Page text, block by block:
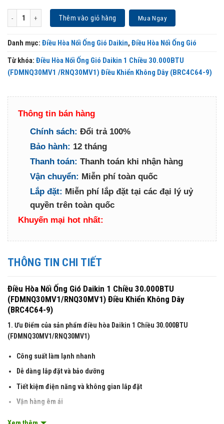
Điều Hòa Nối Ống Gió Daikin 1 Chiều 30.000BTU (FDMNQ30MV1 /RNQ30MV1)
Thêm vào giỏ hàng Mua Ngay
Danh mục: Điều Hòa Nối Ống Gió Daikin, Điều Hòa Nối Ống Gió
Từ khóa: Điều Hòa Nối Ống Gió Daikin 1 Chiều 30.000BTU
(FDMNQ30MV1 /RNQ30MV1) Điều Khiển Không Dây (BRC4C64-9)
Thông tin bán hàng
Chính sách: Đổi trả 100%
Bảo hành: 12 tháng
Thanh toán: Thanh toán khi nhận hàng
Vận chuyển: Miễn phí toàn quốc
Lắp đặt: Miễn phí lắp đặt tại các đại lý uỷ
quyền trên toàn quốc
Khuyến mại hot nhất:
THÔNG TIN CHI TIẾT
Điều Hòa Nối Ống Gió Daikin 1 Chiều 30.000BTU
(FDMNQ30MV1/RNQ30MV1) Điều Khiển Không Dây
(BRC4C64-9)
1. Ưu Điểm của sản phẩm điều hòa Daikin 1 Chiều 30.000BTU
(FDMNQ30MV1/RNQ30MV1)
Công suất làm lạnh nhanh
Dễ dàng lắp đặt và bảo dưỡng
Tiết kiệm điện năng và không gian lắp đặt
Vận hàng êm ái
2. Thông số kỹ thuật và tính năng